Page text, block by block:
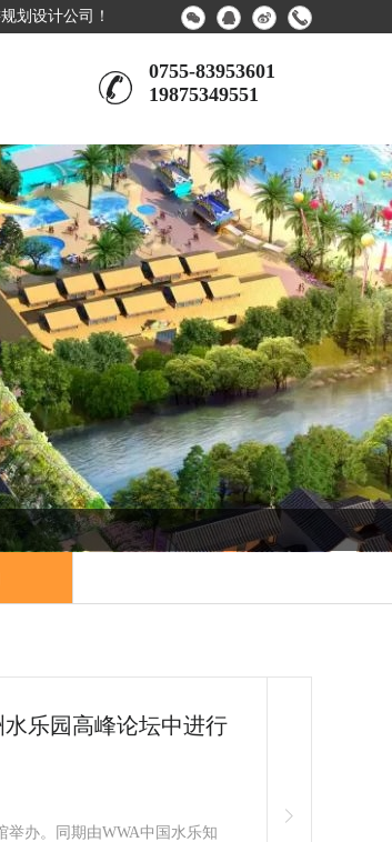
划设计公司！
0755-83953601
19875349551
水乐园高峰论坛中进行
办。同期由WWA中国水乐知